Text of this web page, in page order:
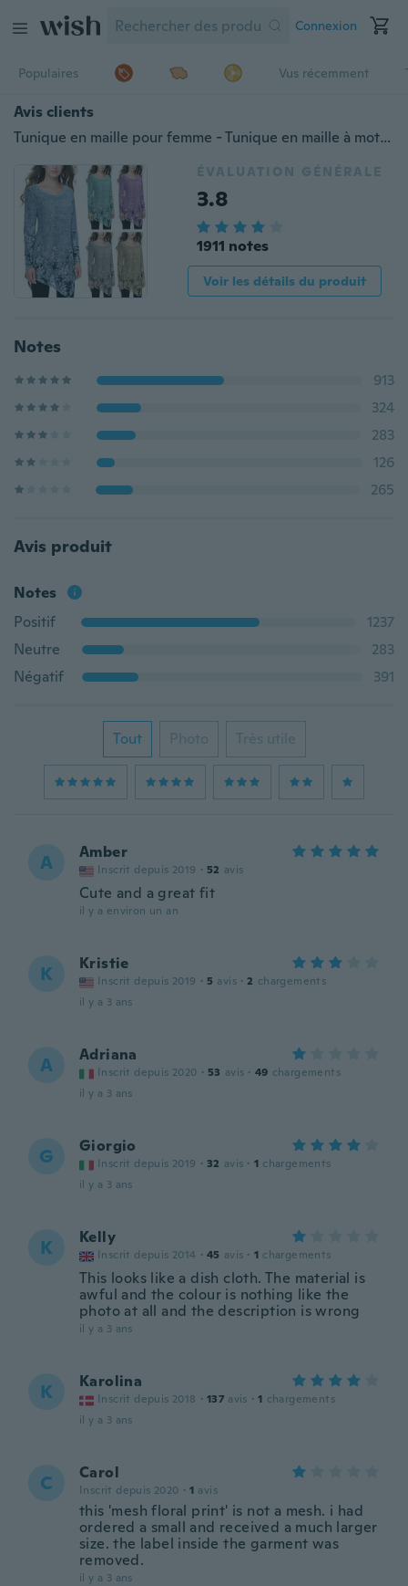
Connexion
Populaires Vus récemment
Avis clients
Tunique en maille pour femme - Tunique en maille à motif floral - Tunique à ourlet irrégulier - Chemisiers en tunique à motif fleuri
ÉVALUATION GÉNÉRALE
3.8
1911 notes
Voir les détails du produit
Notes
913
324
283
126
265
Avis produit
Notes
Positif
1237
Neutre
283
Négatif
391
Tout Photo Très utile
A Amber
Inscrit depuis 2019 · 52 avis
Cute and a great fit
il y a environ un an
K Kristie
Inscrit depuis 2019 · 5 avis · 2 chargements
il y a 3 ans
A Adriana
Inscrit depuis 2020 · 53 avis · 49 chargements
il y a 3 ans
G Giorgio
Inscrit depuis 2019 · 32 avis · 1 chargements
il y a 3 ans
K Kelly
Inscrit depuis 2014 · 45 avis · 1 chargements
This looks like a dish cloth. The material is
awful and the colour is nothing like the
photo at all and the description is wrong
il y a 3 ans
K Karolina
Inscrit depuis 2018 · 137 avis · 1 chargements
il y a 3 ans
C Carol
Inscrit depuis 2020 · 1 avis
this 'mesh floral print' is not a mesh. i had
ordered a small and received a much larger
size. the label inside the garment was
removed.
il y a 3 ans